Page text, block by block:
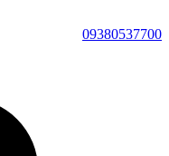
09380537700